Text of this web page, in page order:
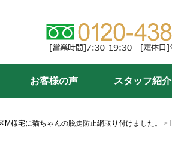
お客様の声 スタッフ紹介
M様宅に猫ちゃんの脱走防止網取り付けました。 >